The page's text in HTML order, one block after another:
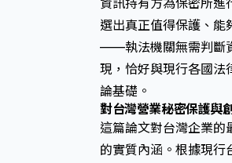
資訊持有方為保密所
選出真正值得保護、能
——執法機關無需判斷
現，恰好與現行各國法
論基礎。
對台灣營業秘密保護與
這篇論文對台灣企業的
的實質內涵。根據現行